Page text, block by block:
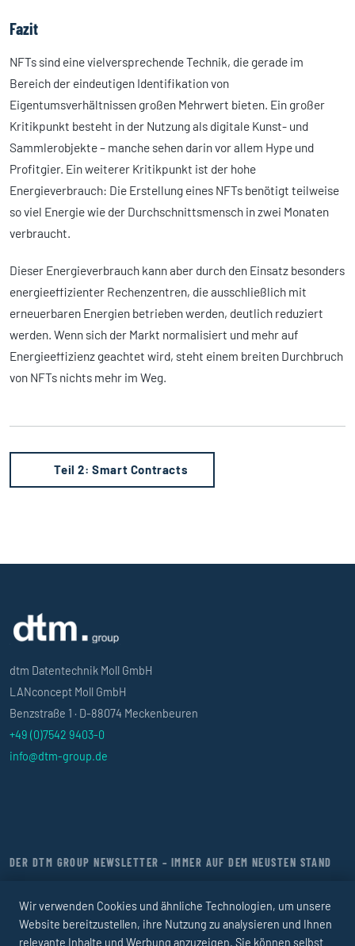
Wir verwenden Cookies und ähnliche Technologien, um unsere
Website bereitzustellen, ihre Nutzung zu analysieren und Ihnen
relevante Inhalte und Werbung anzuzeigen. Sie können selbst
Fazit
NFTs sind eine vielversprechende Technik, die gerade im
Bereich der eindeutigen Identifikation von
Eigentumsverhältnissen großen Mehrwert bieten. Ein großer
Kritikpunkt besteht in der Nutzung als digitale Kunst- und
Sammlerobjekte – manche sehen darin vor allem Hype und
Profitgier. Ein weiterer Kritikpunkt ist der hohe
Energieverbrauch: Die Erstellung eines NFTs benötigt teilweise
so viel Energie wie der Durchschnittsmensch in zwei Monaten
verbraucht.
Dieser Energieverbrauch kann aber durch den Einsatz besonders
energieeffizienter Rechenzentren, die ausschließlich mit
erneuerbaren Energien betrieben werden, deutlich reduziert
werden. Wenn sich der Markt normalisiert und mehr auf
Energieeffizienz geachtet wird, steht einem breiten Durchbruch
von NFTs nichts mehr im Weg.
Teil 2: Smart Contracts
dtm Datentechnik Moll GmbH
LANconcept Moll GmbH
Benzstraße 1 · D-88074 Meckenbeuren
+49 (0)7542 9403-0
info@dtm-group.de
DER DTM GROUP NEWSLETTER – IMMER AUF DEM NEUSTEN STAND
Jetzt abonnieren